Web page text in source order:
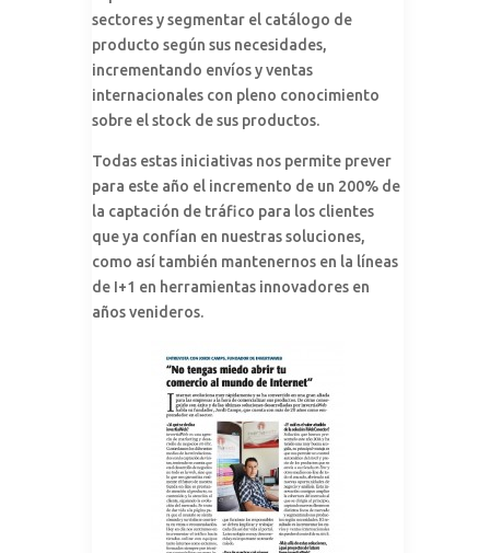
sectores y segmentar el catálogo de
producto según sus necesidades,
incrementando envíos y ventas
internacionales con pleno conocimiento
sobre el stock de sus productos.
Todas estas iniciativas nos permite prever
para este año el incremento de un 200% de
la captación de tráfico para los clientes
que ya confían en nuestras soluciones,
como así también mantenernos en la líneas
de I+1 en herramientas innovadores en
años venideros.